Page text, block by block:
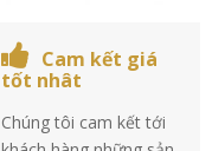
Cam kết giá
tốt nhât
Chúng tôi cam kết tới